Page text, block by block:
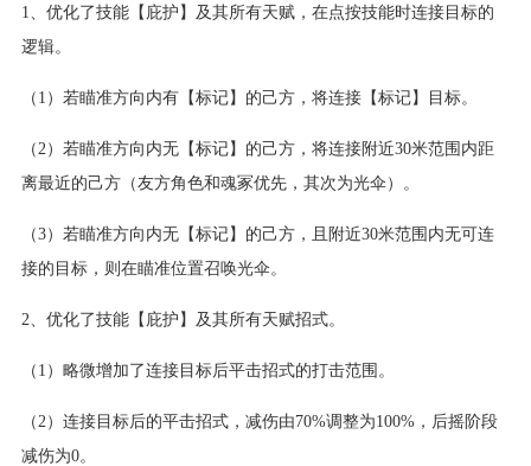
1、优化了技能【庇护】及其所有天赋，在点按技能时连接目标的
逻辑。
（1）若瞄准方向内有【标记】的己方，将连接【标记】目标。
（2）若瞄准方向内无【标记】的己方，将连接附近30米范围内距
离最近的己方（友方角色和魂冢优先，其次为光伞）。
（3）若瞄准方向内无【标记】的己方，且附近30米范围内无可连
接的目标，则在瞄准位置召唤光伞。
2、优化了技能【庇护】及其所有天赋招式。
（1）略微增加了连接目标后平击招式的打击范围。
（2）连接目标后的平击招式，减伤由70%调整为100%，后摇阶段
减伤为0。